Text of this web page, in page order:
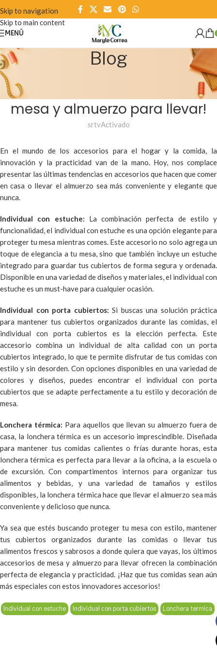
Skip to navigation
Skip to main content
MENÚ
Blog
¡Innovación en accesorios de
mesa y almuerzo para llevar!
srtvActivado
En el mundo de los accesorios para el hogar y la comida, la
innovación y la practicidad van de la mano. Hoy, nos complace
presentar las últimas tendencias en accesorios que hacen que comer
en casa o llevar el almuerzo sea más conveniente y elegante que
nunca.
Individual con estuche: La combinación perfecta de estilo y
funcionalidad, el individual con estuche es una opción elegante para
proteger tu mesa mientras comes. Este accesorio no solo agrega un
toque de elegancia a tu mesa, sino que también incluye un estuche
integrado para guardar tus cubiertos de forma segura y ordenada.
Disponible en una variedad de diseños y materiales, el individual con
estuche es un must-have para cualquier ocasión.
Individual con porta cubiertos: Si buscas una solución práctica
para mantener tus cubiertos organizados durante las comidas, el
individual con porta cubiertos es la elección perfecta. Este
accesorio combina un individual de alta calidad con un porta
cubiertos integrado, lo que te permite disfrutar de tus comidas con
estilo y sin desorden. Con opciones disponibles en una variedad de
colores y diseños, puedes encontrar el individual con porta
cubiertos que se adapte perfectamente a tu estilo y decoración de
mesa.
Lonchera térmica: Para aquellos que llevan su almuerzo fuera de
casa, la lonchera térmica es un accesorio imprescindible. Diseñada
para mantener tus comidas calientes o frías durante horas, esta
lonchera térmica es perfecta para llevar a la oficina, a la escuela o
de excursión. Con compartimentos internos para organizar tus
alimentos y bebidas, y una variedad de tamaños y estilos
disponibles, la lonchera térmica hace que llevar el almuerzo sea más
conveniente y delicioso que nunca.
Ya sea que estés buscando proteger tu mesa con estilo, mantener
tus cubiertos organizados durante las comidas o llevar tus
alimentos frescos y sabrosos a donde quiera que vayas, los últimos
accesorios de mesa y almuerzo para llevar ofrecen la combinación
perfecta de elegancia y practicidad. ¡Haz que tus comidas sean aún
más especiales con estos innovadores accesorios!
Individual con estuche Individual con porta cubiertos Lonchera termica